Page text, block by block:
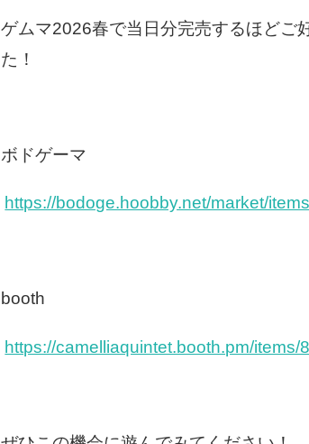
ゲムマ2026春で当日分完売するほどご
た！
ボドゲーマ
https://bodoge.hoobby.net/market/
booth
https://camelliaquintet.booth.pm/items/